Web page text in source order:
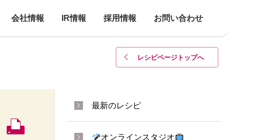
会社情報 IR情報 採用情報 お問い合わせ
レシピページトップへ
最新のレシピ
オンラインスタジオ